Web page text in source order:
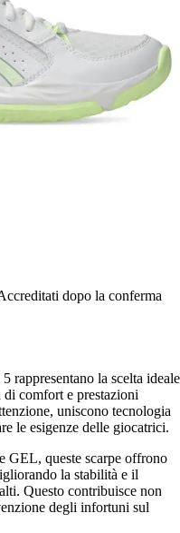
dopo la conferma
rappresentano la scelta ideale
di comfort e prestazioni
uniscono tecnologia
le esigenze delle giocatrici.
GEL, queste scarpe offrono
la stabilità e il
Questo contribuisce non
degli infortuni sul